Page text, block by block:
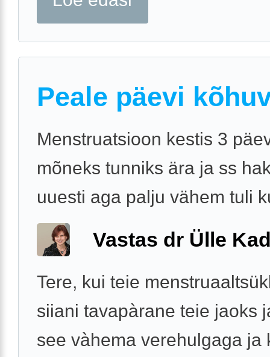
Peale päevi
Menstruatsioon kestis 3
mõneks tunniks ära ja ss
uuesti aga palju vähem tuli
Vastas dr Ülle
Tere, kui teie
siiani tavapàrane teie jaoks
see vàhema verehulgaga ja